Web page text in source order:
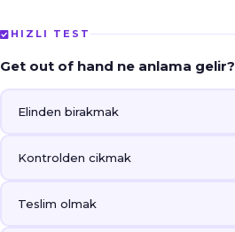
HIZLI TEST
Get out of hand ne anlama gelir?
Elinden birakmak
Kontrolden cikmak
Teslim olmak